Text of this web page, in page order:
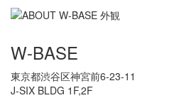
W-BASE
東京都渋谷区神宮前6-23-11
J-SIX BLDG 1F,2F